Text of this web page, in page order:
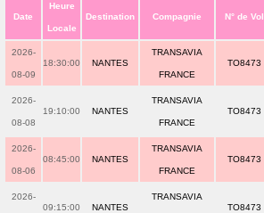
Date
Heure
Locale
Destination Compagnie N° de Vol
2026-
08-09
18:30:00 NANTES
TRANSAVIA
FRANCE
TO8473
2026-
08-08
19:10:00 NANTES
TRANSAVIA
FRANCE
TO8473
2026-
08-06
08:45:00 NANTES
TRANSAVIA
FRANCE
TO8473
2026-
09:15:00 NANTES
TRANSAVIA
TO8473